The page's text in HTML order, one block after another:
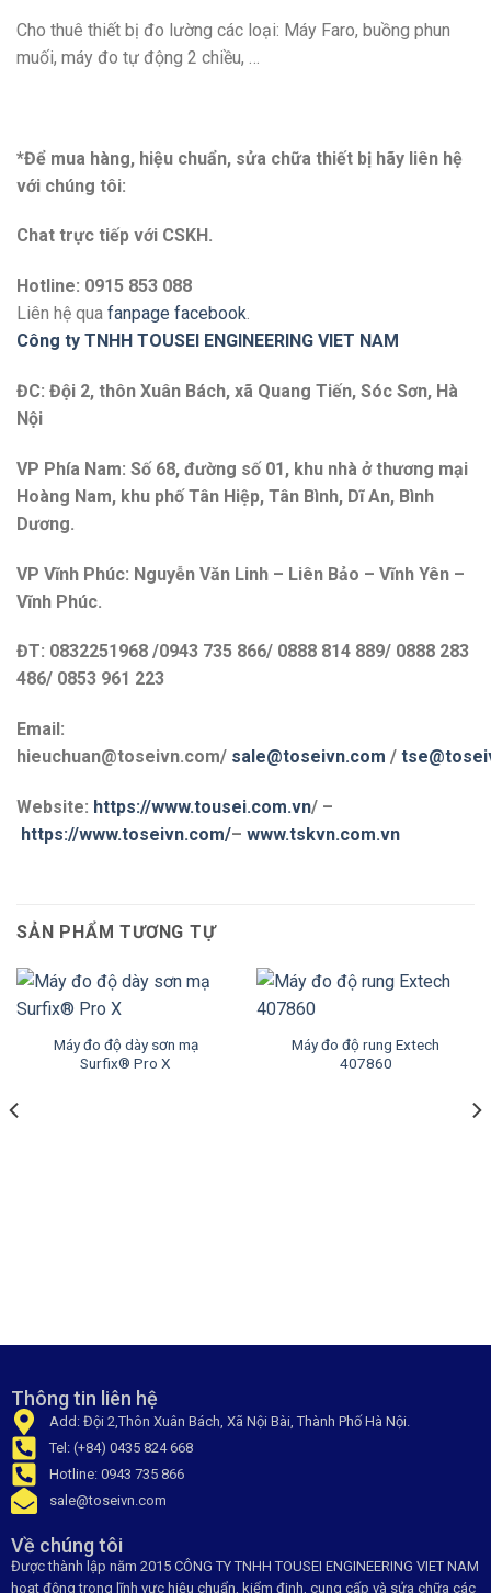
Cho thuê thiết bị đo lường các loại: Máy Faro, buồng phun
muối, máy đo tự động 2 chiều, …
*Để mua hàng, hiệu chuẩn, sửa chữa thiết bị hãy liên hệ
với chúng tôi:
Chat trực tiếp với CSKH.
Hotline: 0915 853 088
Liên hệ qua fanpage facebook.
Công ty TNHH TOUSEI ENGINEERING VIET NAM
ĐC: Đội 2, thôn Xuân Bách, xã Quang Tiến, Sóc Sơn, Hà
Nội
VP Phía Nam: Số 68, đường số 01, khu nhà ở thương mại
Hoàng Nam, khu phố Tân Hiệp, Tân Bình, Dĩ An, Bình
Dương.
VP Vĩnh Phúc: Nguyễn Văn Linh – Liên Bảo – Vĩnh Yên –
Vĩnh Phúc.
ĐT: 0832251968 /0943 735 866/ 0888 814 889/ 0888 283
486/ 0853 961 223
Email:
hieuchuan@toseivn.com/ sale@toseivn.com /
Website: https://www.tousei.com.vn/ –
https://www.toseivn.com/– www.tskvn.com.vn
SẢN PHẨM TƯƠNG TỰ
Máy đo độ dày sơn mạ
Surfix® Pro X
Máy đo độ rung Extech
407860
Thông tin liên hệ
Add: Đội 2,Thôn Xuân Bách, Xã Nội Bài, Thành Phố Hà Nội.
Tel: (+84) 0435 824 668
Hotline: 0943 735 866
sale@toseivn.com
Về chúng tôi
Được thành lập năm 2015 CÔNG TY TNHH TOUSEI ENGINEERING VIET NAM
hoạt động trong lĩnh vực hiệu chuẩn, kiểm đinh, cung cấp và sửa chữa các